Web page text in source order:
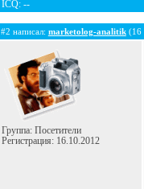
ICQ: --
#2 написал: marketolog-analitik(16
Группа: Посетители
Регистрация: 16.10.2012